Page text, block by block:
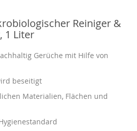
Reiniger &
1 Liter
Gerüche mit Hilfe von
beseitigt
Materialien, Flächen und